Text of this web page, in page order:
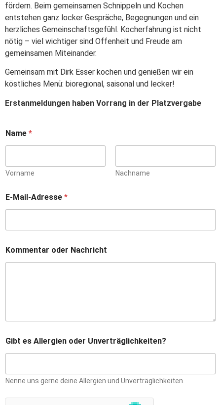
fördern. Beim gemeinsamen Schnippeln und Kochen
entstehen ganz locker Gespräche, Begegnungen und ein
herzliches Gemeinschaftsgefühl. Kocherfahrung ist nicht
nötig – viel wichtiger sind Offenheit und Freude am
gemeinsamen Miteinander.
Gemeinsam mit Dirk Esser kochen und genießen wir ein
köstliches Menü: bioregional, saisonal und lecker!
Erstanmeldungen haben Vorrang in der Platzvergabe
Name *
Vorname Nachname
E-Mail-Adresse *
Kommentar oder Nachricht
i
b
N
a
h
Gibt es Allergien oder Unverträglichkeiten?
Nenne uns gerne deine Allergien und Unverträglichkeiten.